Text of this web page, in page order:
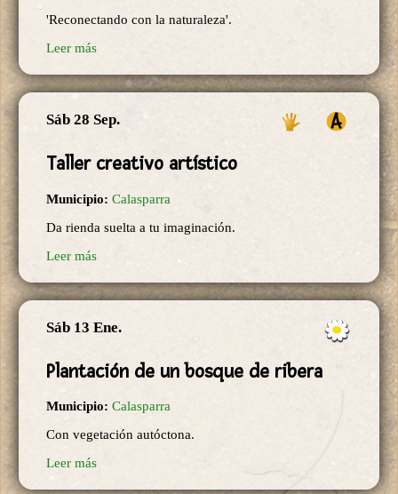
'Reconectando con la naturaleza'.
Leer más
Sáb 28 Sep.
Taller creativo artístico
Municipio: Calasparra
Da rienda suelta a tu imaginación.
Leer más
Sáb 13 Ene.
Plantación de un bosque de ribera
Municipio: Calasparra
Con vegetación autóctona.
Leer más